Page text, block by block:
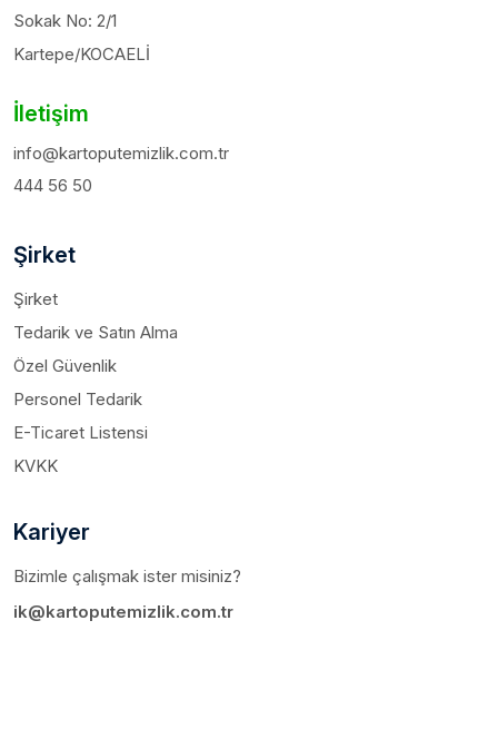
Sokak No: 2/1
Kartepe/KOCAELİ
İletişim
info@kartoputemizlik.com.tr
444 56 50
Şirket
Şirket
Tedarik ve Satın Alma
Özel Güvenlik
Personel Tedarik
E-Ticaret Listensi
KVKK
Kariyer
Bizimle çalışmak ister misiniz?
ik@kartoputemizlik.com.tr